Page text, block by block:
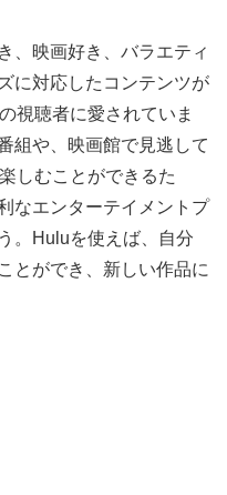
、映画好き、バラエティ
に対応したコンテンツが
視聴者に愛されていま
組や、映画館で見逃して
しむことができるた
なエンターテイメントプ
。Huluを使えば、自分
とができ、新しい作品に